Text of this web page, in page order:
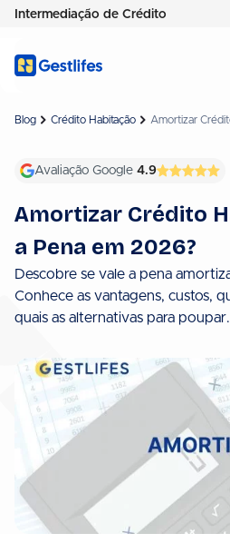
Intermediação de Crédito
Blog Crédito Habitação
Avaliação Google 4.9
Amortizar Crédito
a Pena em 2026?
Descobre se vale a pena
Conhece as vantagens, custos,
quais as alternativas para poupar.